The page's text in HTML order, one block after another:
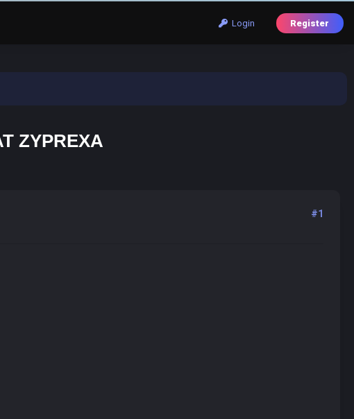
Login Register
ZYPREXA
#1